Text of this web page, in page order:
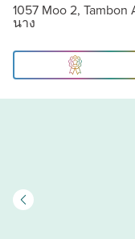
1057 Moo 2,
นาง